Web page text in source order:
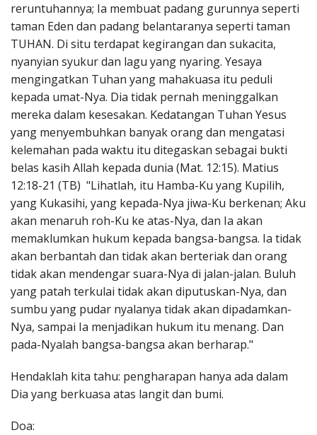
reruntuhannya; Ia membuat padang gurunnya seperti
taman Eden dan padang belantaranya seperti taman
TUHAN. Di situ terdapat kegirangan dan sukacita,
nyanyian syukur dan lagu yang nyaring. Yesaya
mengingatkan Tuhan yang mahakuasa itu peduli
kepada umat-Nya. Dia tidak pernah meninggalkan
mereka dalam kesesakan. Kedatangan Tuhan Yesus
yang menyembuhkan banyak orang dan mengatasi
kelemahan pada waktu itu ditegaskan sebagai bukti
belas kasih Allah kepada dunia (Mat. 12:15). Matius
12:18-21 (TB) "Lihatlah, itu Hamba-Ku yang Kupilih,
yang Kukasihi, yang kepada-Nya jiwa-Ku berkenan; Aku
akan menaruh roh-Ku ke atas-Nya, dan Ia akan
memaklumkan hukum kepada bangsa-bangsa. Ia tidak
akan berbantah dan tidak akan berteriak dan orang
tidak akan mendengar suara-Nya di jalan-jalan. Buluh
yang patah terkulai tidak akan diputuskan-Nya, dan
sumbu yang pudar nyalanya tidak akan dipadamkan-
Nya, sampai Ia menjadikan hukum itu menang. Dan
pada-Nyalah bangsa-bangsa akan berharap."
Hendaklah kita tahu: pengharapan hanya ada dalam
Dia yang berkuasa atas langit dan bumi.
Doa: